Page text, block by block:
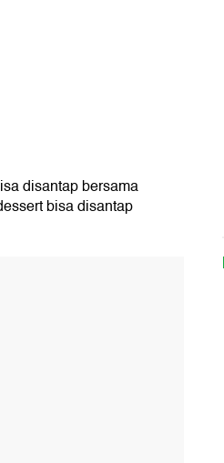
disantap bersama
bisa disantap